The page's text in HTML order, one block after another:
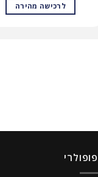
לרכישה מהירה
פופולרי